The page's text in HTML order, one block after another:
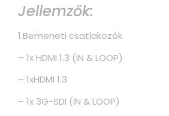
Jellemzők:
1.Bemeneti csatlakozók
– 1x HDMI 1.3 (IN & LOOP)
– 1xHDMI 1.3
– 1x 3G-SDI (IN & LOOP)